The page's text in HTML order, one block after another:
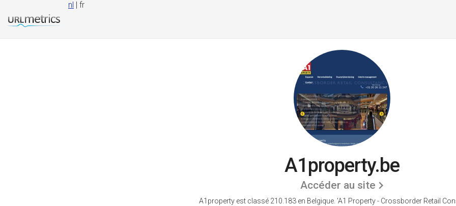
nl | fr
A1property.be
Accéder au site
A1property est classé 210.183 en Belgique. 'A1 Property - Crossborder Retail